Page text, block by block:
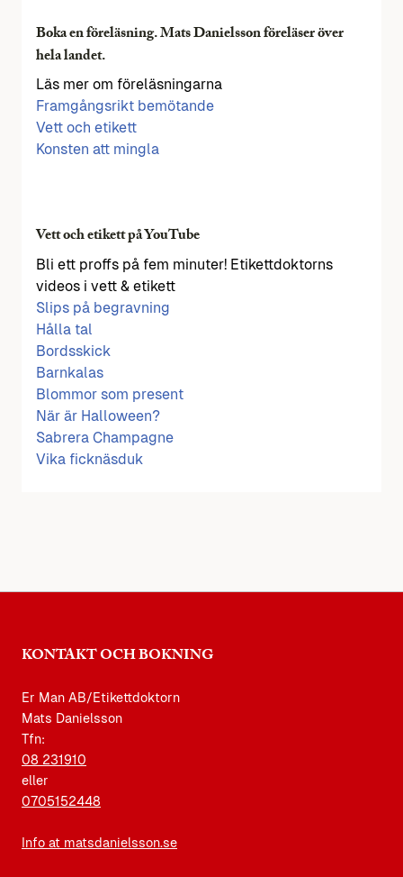
Boka en föreläsning. Mats Danielsson föreläser över
hela landet.
Läs mer om föreläsningarna
Framgångsrikt bemötande
Vett och etikett
Konsten att mingla
Vett och etikett på YouTube
Bli ett proffs på fem minuter! Etikettdoktorns
videos i vett & etikett
Slips på begravning
Hålla tal
Bordsskick
Barnkalas
Blommor som present
När är Halloween?
Sabrera Champagne
Vika ficknäsduk
KONTAKT OCH BOKNING
Er Man AB/Etikettdoktorn
Mats Danielsson
Tfn:
08 231910
eller
0705152448
Info at matsdanielsson.se